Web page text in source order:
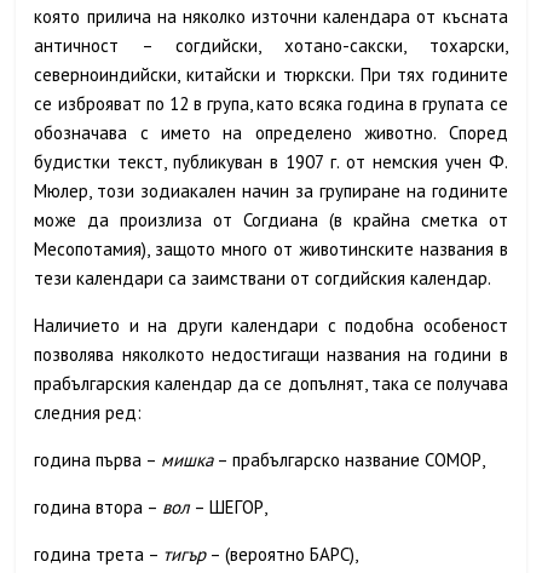
която прилича на няколко източни календара от късната
античност – согдийски, хотано-сакски, тохарски,
северноиндийски, китайски и тюркски. При тях годините
се изброяват по 12 в група, като всяка година в групата се
обозначава с името на определено животно. Според
будистки текст, публикуван в 1907 г. от немския учен Ф.
Мюлер, този зодиакален начин за групиране на годините
може да произлиза от Согдиана (в крайна сметка от
Месопотамия), защото много от животинските названия в
тези календари са заимствани от согдийския календар.
Наличието и на други календари с подобна особеност
позволява няколкото недостигащи названия на години в
прабългарския календар да се допълнят, така се получава
следния ред:
година първа – мишка– прабългарско название СОМОР,
година втора – вол– ШЕГОР,
година трета – тигър– (вероятно БАРС),